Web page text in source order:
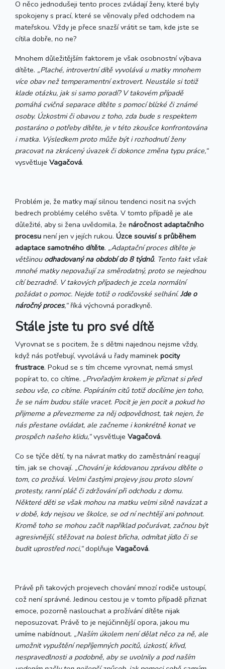
O něco jednodušeji tento proces zvládají ženy, které byly
spokojeny s prací, které se věnovaly před odchodem na
mateřskou. Vždy je přece snazší vrátit se tam, kde jste se
cítila dobře, no ne?
Mnohem důležitějším faktorem je však osobnostní výbava
dítěte. „Plaché, introvertní dítě vyvolává u matky mnohem
více obav než temperamentní extrovert. Neustále si totiž
klade otázku, jak si samo poradí? V takovém případě
pomáhá cvičná separace dítěte s pomocí blízké či známé
osoby. Úzkostmi či obavou z toho, zda bude s respektem
postaráno o potřeby dítěte, je v této zkoušce konfrontována
i matka. Výsledkem proto může být i rozhodnutí ženy
pracovat na zkrácený úvazek či dokonce změna typu práce,“
vysvětluje Vagačová.
Problém je, že matky mají silnou tendenci nosit na svých
bedrech problémy celého světa. V tomto případě je ale
důležité, aby si žena uvědomila, že náročnost adaptačního
procesu není jen v jejích rukou. Úzce souvisí s průběhem
adaptace samotného dítěte. „Adaptační proces dítěte je
většinou odhadovaný na období do 8 týdnů. Tento fakt však
mnohé matky nepovažují za směrodatný, proto se nejednou
cítí bezradně. V takových případech je zcela normální
požádat o pomoc. Nejde totiž o rodičovské selhání.Jde o
náročný proces,“ říká výchovná poradkyně.
Stále jste tu pro své dítě
Vyrovnat se s pocitem, že s dětmi najednou nejsme vždy,
když nás potřebují, vyvolává u řady maminek pocity
frustrace. Pokud se s tím chceme vyrovnat, nemá smysl
popírat to, co cítíme. „Prvořadým krokem je přiznat si před
sebou vše, co cítíme. Popíráním citů totiž docílíme jen toho,
že se nám budou stále vracet. Pocit je jen pocit a pokud ho
přijmeme a převezmeme za něj odpovědnost, tak nejen, že
nás přestane ovládat, ale začneme i konkrétně konat ve
prospěch našeho klidu,“vysvětluje Vagačová.
Co se týče dětí, ty na návrat matky do zaměstnání reagují
tím, jak se chovají. „Chování je kódovanou zprávou dítěte o
tom, co prožívá. Velmi častými projevy jsou proto slovní
protesty, ranní pláč či zdržování při odchodu z domu.
Některé děti se však mohou na matku velmi silně navázat a
v době, kdy nejsou ve školce, se od ní nechtějí ani pohnout.
Kromě toho se mohou začít například počurávat, začnou být
agresivnější, stěžovat na bolest břicha, odmítat jídlo či se
budit uprostřed noci,“doplňuje Vagačová.
Právě při takových projevech chování mnozí rodiče ustoupí,
což není správné. Jedinou cestou je v tomto případě přiznat
emoce, pozorně naslouchat a prožívání dítěte nijak
neposuzovat. Právě to je nejúčinnější opora, jakou mu
umíme nabídnout. „Naším úkolem není dělat něco za ně, ale
umožnit vypuštění nepříjemných pocitů, úzkostí, křivd,
nespravedlnosti a podobně, aby se uvolnily a pod naším